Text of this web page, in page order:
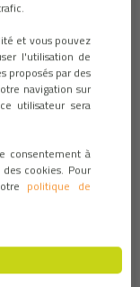
avril 2019
et
dit la
et vous pouvez
l'utilisation de
proposés par des
navigation sur
utilisateur sera
consentement à
cookies. Pour
politique de